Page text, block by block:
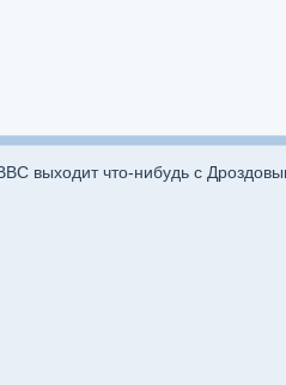
выходит что-нибудь с